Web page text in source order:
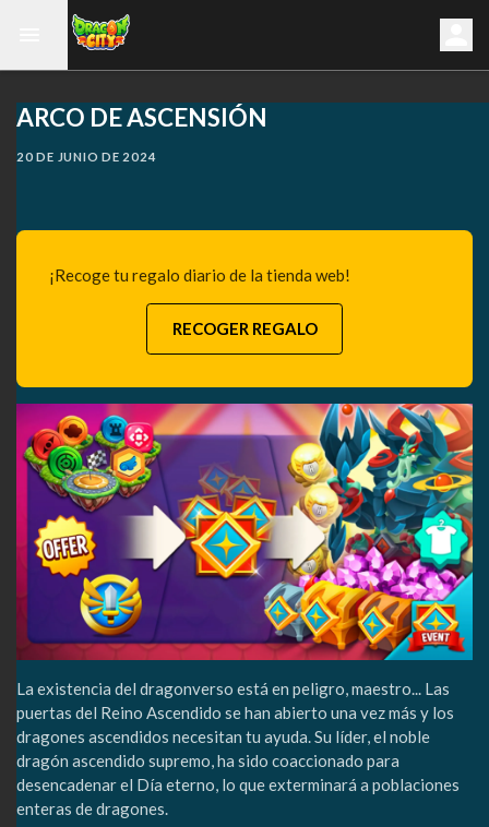
ARCO DE ASCENSIÓN
20 DE JUNIO DE 2024
¡Recoge tu regalo diario de la tienda web!
RECOGER REGALO
La existencia del dragonverso está en peligro, maestro... Las
puertas del Reino Ascendido se han abierto una vez más y los
dragones ascendidos necesitan tu ayuda. Su líder, el noble
dragón ascendido supremo, ha sido coaccionado para
desencadenar el Día eterno, lo que exterminará a poblaciones
enteras de dragones.